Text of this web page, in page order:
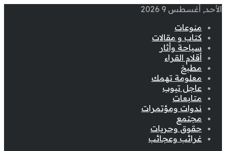
الأحد, أغسطس 9 2026
منوعات
كتاب و مقالات
سياحة وأثار
أقلام القراء
مطبخ
معلومة تهمك
عاجل تيوب
متابعات
ندوات ومؤتمرات
مجتمع
حقوق وحريات
غرائب وعجائب